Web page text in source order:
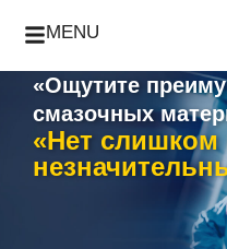
MENU
«Ощутите
смазочных
«Нет